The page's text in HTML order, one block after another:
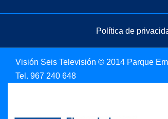
Política de
Visión Seis Televisión © 2014 Parque
Tel. 967 240 648